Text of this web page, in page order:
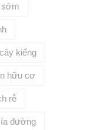
sớm
kiểng
hữu cơ
rễ
đường